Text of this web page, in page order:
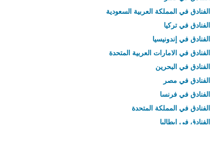
الفنادق في المملكة العربية السعودية
الفنادق في تركيا
الفنادق في إندونيسيا
الفنادق في الامارات العربية المتحدة
الفنادق في البحرين
الفنادق في مصر
الفنادق في فرنسا
الفنادق في المملكة المتحدة
الفنادق في إيطاليا